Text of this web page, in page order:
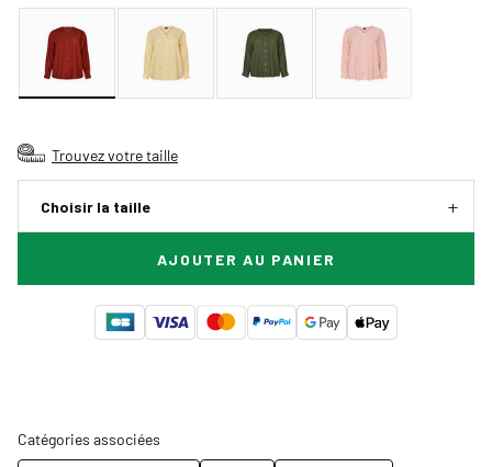
Trouvez votre taille
Choisir la taille
AJOUTER AU PANIER
Catégories associées